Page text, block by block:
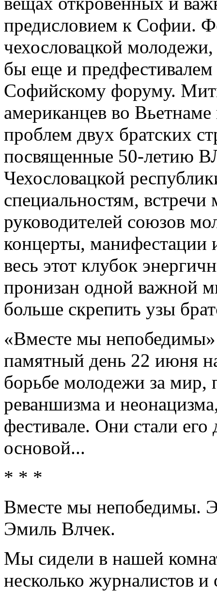
предисловием к Софии.
чехословацкой молодежи,
бы еще и
Софийскому форуму.
американцев во
проблем двух братских
посвященные 50-летию
Чехословацкой
специальностям,
руководителей союзов
концерты, манифестации
весь этот клубок
пронизан одной важной
больше скрепить узы
«Вместе мы
памятный день 22 июня
борьбе молодежи за мир,
реваншизма и
фестивале. Они стали его
основой...
* * *
Вместе мы непобедимы.
Эмиль Влчек.
Мы сидели в нашей
несколько журналистов